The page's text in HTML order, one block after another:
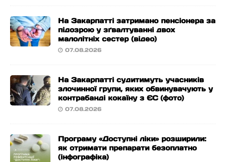
На Закарпатті затримано пенсіонера за
підозрою у зґвалтуванні двох
малолітніх сестер (відео)
07.08.2026
На Закарпатті судитимуть учасників
злочинної групи, яких обвинувачують у
контрабанді кокаїну з ЄС (фото)
07.08.2026
Програму «Доступні ліки» розширили:
як отримати препарати безоплатно
(інфографіка)